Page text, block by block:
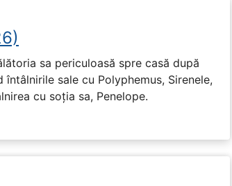
sa periculoasă spre casă după
întâlnirile sale cu Polyphemus, Sirenele,
cu soția sa, Penelope.